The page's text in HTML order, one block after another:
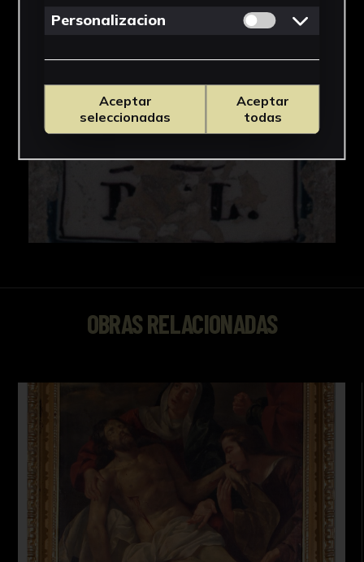
OBRAS RELACIONADAS
Personalizacion Permitir cookies
Aceptar
seleccionadas
Aceptar
todas